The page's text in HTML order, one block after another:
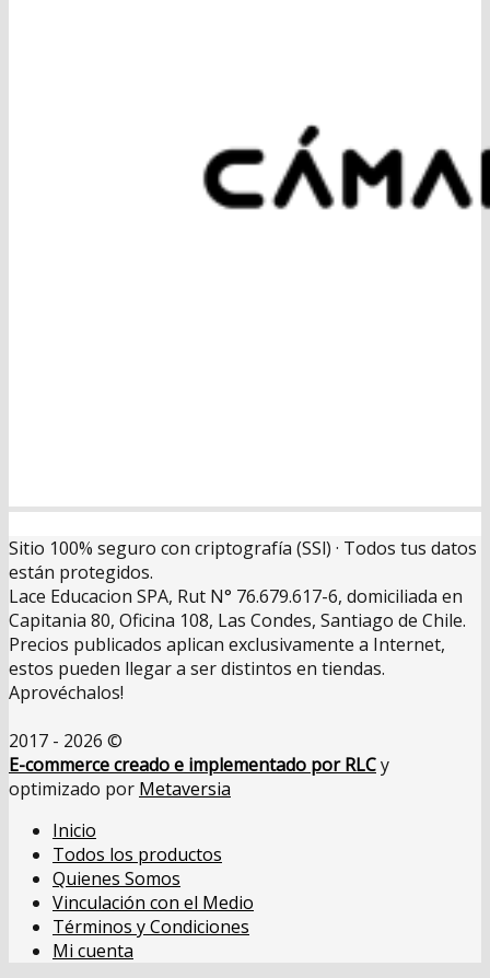
Sitio 100% seguro con criptografía (SSl) · Todos tus datos
están protegidos.
Lace Educacion SPA, Rut N° 76.679.617-6, domiciliada en
Capitania 80, Oficina 108, Las Condes, Santiago de Chile.
Precios publicados aplican exclusivamente a Internet,
estos pueden llegar a ser distintos en tiendas.
Aprovéchalos!
2017 - 2026 ©
E-commerce creado e implementado por RLCy
optimizado por Metaversia
Inicio
Todos los productos
Quienes Somos
Vinculación con el Medio
Términos y Condiciones
Mi cuenta